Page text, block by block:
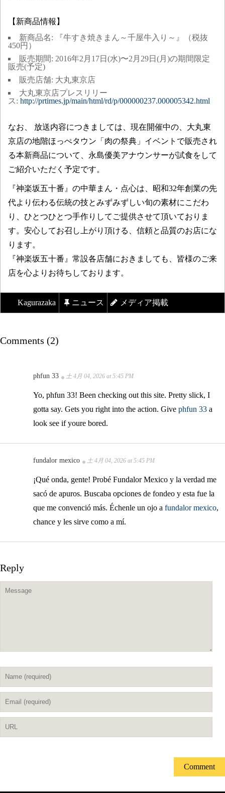
【新商品情報】
新商品名: 『牛すき焼きまん～千屋牛入り～』（税抜
450円）
販売期間: 2016年2月17日(水)〜2月29日(月)の期間限定
販売(予定)
販売店舗: 大丸東京店
大丸東京店プレスリリー
ス: http://prtimes.jp/main/html/rd/p/000000237.000005342.html
なお、 放送内容につきましては、現在開催中の、大丸東
京店の地階ほっぺタウン「肉の祭典」イベントで販売され
る本新商品について、永島優美アナウンサーが試食をして
ご紹介いただく予定です。
『神楽坂五十番』の中華まん・点心は、昭和32年創業の先
代より伝わる伝統の技とみずみずしい旬の素材にこだわ
り、ひとつひとつ手作りしてご提供させて頂いておりま
す。安心してお召し上がり頂ける、信頼と品質のお店にな
ります。
『神楽坂五十番』常設各店舗におきましても、皆様のご来
店を心よりお待ちしております。
Kagurazaka ニュース メディア掲載
Comments (2)
phfun 33 土 4月 04, 2026 at 5:45 PM
Yo, phfun 33! Been checking out this site. Pretty slick, I
gotta say. Gets you right into the action. Give phfun 33 a
look see if youre bored.
fundalor mexico 土 4月 04, 2026 at 5:45 PM
¡Qué onda, gente! Probé Fundalor Mexico y la verdad me
sacó de apuros. Buscaba opciones de fondeo y esta fue la
que me convenció más. Échenle un ojo a fundalor mexico,
chance y les sirve como a mí.
Reply